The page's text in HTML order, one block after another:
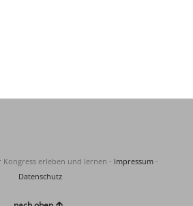
erleben und lernen - Impressum-
Datenschutz